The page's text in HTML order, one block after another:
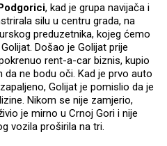
, kad je grupa navijača i
silu u centru grada, na
preduzetnika, kojeg ćemo
Došao je Golijat prije
rent-a-car biznis, kupio
ne bodu oči. Kad je prvo auto
Golijat je pomislio da je
Nikom se nije zamjerio,
je mirno u Crnoj Gori i nije
vozila proširila na tri.